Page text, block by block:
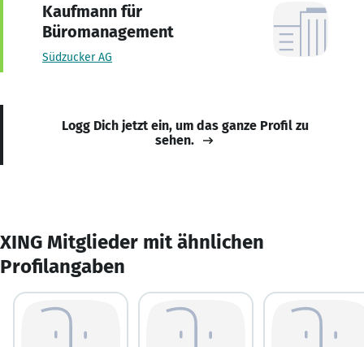
Kaufmann für
Büromanagement
Südzucker AG
Logg Dich jetzt ein, um das ganze Profil zu
sehen.
XING Mitglieder mit ähnlichen
Profilangaben